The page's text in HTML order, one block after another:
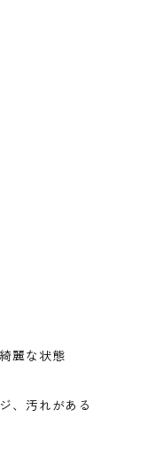
麗な状態
、汚れがある